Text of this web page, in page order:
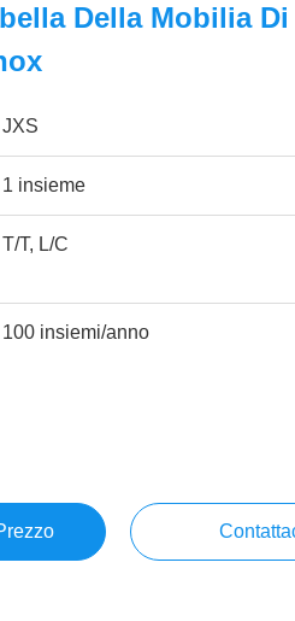
Della Mobilia
JXS
1 insieme
T/T, L/C
100 insiemi/anno